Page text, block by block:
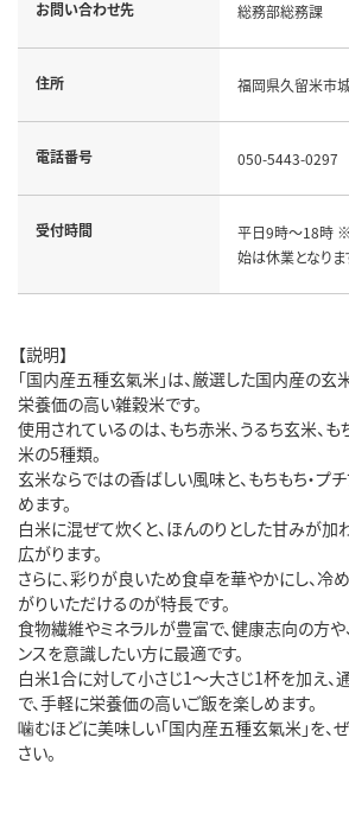
お問い合わせ先 総務部総務課
住所 福岡県久留米市
電話番号 050-5443-0297
受付時間
平日9時～18時 ※
始は休業となりま
【説明】
「国内産五種玄氣米」は、厳選した国内産の玄
栄養価の高い雑穀米です。
使用されているのは、もち赤米、うるち玄米、も
米の5種類。
玄米ならではの香ばしい風味と、もちもち・プ
めます。
白米に混ぜて炊くと、ほんのりとした甘みが加
広がります。
さらに、彩りが良いため食卓を華やかにし、冷
がりいただけるのが特長です。
食物繊維やミネラルが豊富で、健康志向の方
ンスを意識したい方に最適です。
白米1合に対して小さじ1～大さじ1杯を加え、
で、手軽に栄養価の高いご飯を楽しめます。
噛むほどに美味しい「国内産五種玄氣米」を、
さい。